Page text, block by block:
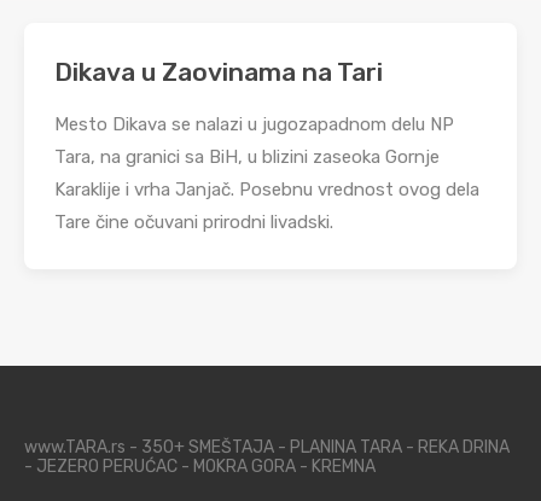
Dikava u Zaovinama na Tari
Mesto Dikava se nalazi u jugozapadnom delu NP
Tara, na granici sa BiH, u blizini zaseoka Gornje
Karaklije i vrha Janjač. Posebnu vrednost ovog dela
Tare čine očuvani prirodni livadski.
www.TARA.rs - 350+ SMEŠTAJA - PLANINA TARA - REKA DRINA
- JEZERO PERUĆAC - MOKRA GORA - KREMNA